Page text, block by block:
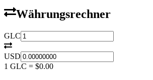
Währungsrechner
GLC
USD
1 GLC = $0.00